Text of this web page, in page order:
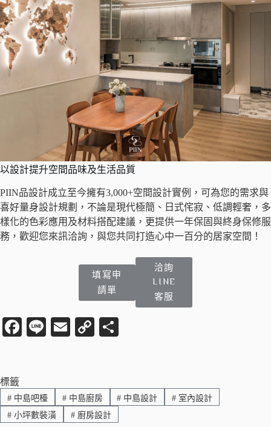
以設計提升空間品味及生活品質
PIIN品設計成立至今擁有3,000+空間設計實例，可為您的需求與
喜好量身設計規劃，不論是現代極簡、日式侘寂、低調輕奢，多
樣化的色彩應用及材料搭配建議，更提供一年保固與終身保修服
務，歡迎您來訊洽詢，與您共同打造心中一百分的居家空間！
填寫申
請單
洽詢
LINE
客服
Fa
ok
Li
E
C
Li
nk
標籤
#中島吧檯 #中島廚房 # 中島設計 # 室內設計
#小坪數裝潢 #廚房設計